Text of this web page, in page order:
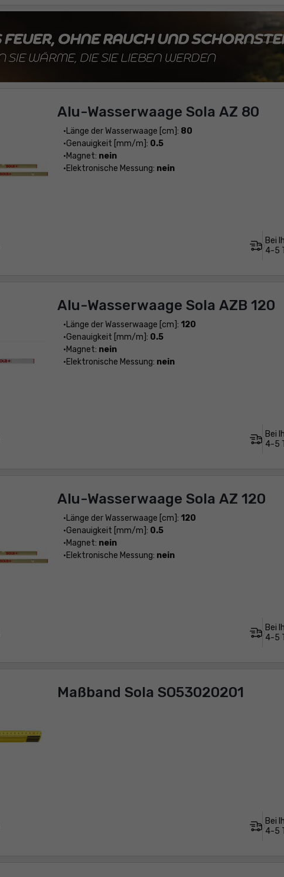
Alu-Wasserwaage Sola AZ 80
Länge der Wasserwaage [cm]: 80
Genauigkeit [mm/m]: 0.5
Magnet: nein
Elektronische Messung: nein
Bei
4-5
Alu-Wasserwaage Sola AZB 120
Länge der Wasserwaage [cm]: 120
Genauigkeit [mm/m]: 0.5
Magnet: nein
Elektronische Messung: nein
Bei
4-5
Alu-Wasserwaage Sola AZ 120
Länge der Wasserwaage [cm]: 120
Genauigkeit [mm/m]: 0.5
Magnet: nein
Elektronische Messung: nein
Bei
4-5
Maßband Sola SO53020201
Bei
4-5